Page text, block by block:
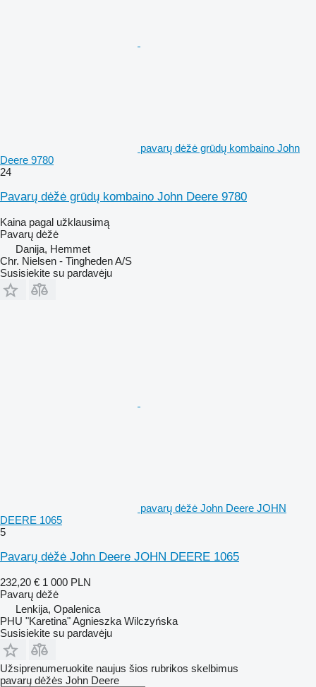
pavarų dėžė grūdų kombaino John
Deere 9780
24
Pavarų dėžė grūdų kombaino John Deere 9780
Kaina pagal užklausimą
Pavarų dėžė
Danija, Hemmet
Chr. Nielsen - Tingheden A/S
Susisiekite su pardavėju
pavarų dėžė John Deere JOHN
DEERE 1065
5
Pavarų dėžė John Deere JOHN DEERE 1065
232,20 € 1 000 PLN
Pavarų dėžė
Lenkija, Opalenica
PHU "Karetina" Agnieszka Wilczyńska
Susisiekite su pardavėju
Užsiprenumeruokite naujus šios rubrikos skelbimus
pavarų dėžės John Deere